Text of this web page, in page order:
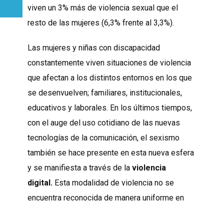
viven un 3% más de violencia sexual que el
resto de las mujeres (6,3% frente al 3,3%).
Las mujeres y niñas con discapacidad
constantemente viven situaciones de violencia
que afectan a los distintos entornos en los que
se desenvuelven; familiares, institucionales,
educativos y laborales. En los últimos tiempos,
con el auge del uso cotidiano de las nuevas
tecnologías de la comunicación, el sexismo
también se hace presente en esta nueva esfera
y se manifiesta a través de la violencia
digital. Esta modalidad de violencia no se
encuentra reconocida de manera uniforme en